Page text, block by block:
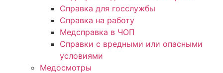
Справка для госслужбы
Справка на работу
Медсправка в ЧОП
Справки с вредными или опасными
условиями
Медосмотры